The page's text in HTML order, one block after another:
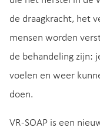
de draagkracht, het
mensen worden
de behandeling zijn:
voelen en weer
doen.
VR-SOAP is een